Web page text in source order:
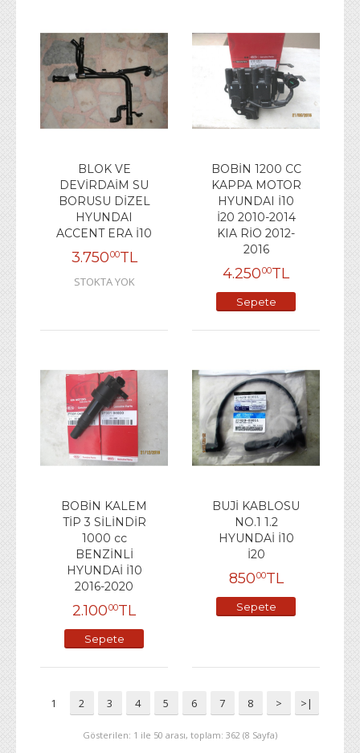
BLOK VE
DEVİRDAİM SU
BORUSU DİZEL
HYUNDAI
ACCENT ERA İ10
3.75000TL
STOKTA YOK
BOBİN 1200 CC
KAPPA MOTOR
HYUNDAI İ10
İ20 2010-2014
KIA RİO 2012-
2016
4.25000TL
Sepete
BOBİN KALEM
TİP 3 SİLİNDİR
1000 cc
BENZİNLİ
HYUNDAİ İ10
2016-2020
2.10000TL
Sepete
BUJİ KABLOSU
NO.1 1.2
HYUNDAİ İ10
İ20
85000TL
Sepete
1 2 3 4 5 6 7 8 > >|
Gösterilen: 1 ile 50 arası, toplam: 362 (8 Sayfa)